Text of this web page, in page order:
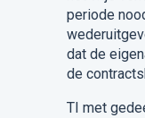
periode
dat de
de
TI met